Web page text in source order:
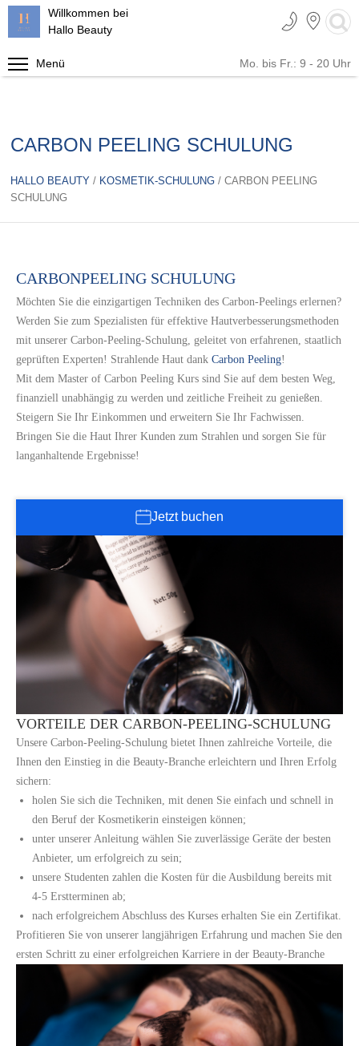
Willkommen bei
Hallo Beauty
Menü Mo. bis Fr.: 9 - 20 Uhr
UNSER TEAM
FALTENBEHANDLUNG
CARBON PEELING SCHULUNG
HALLO BEAUTY/ KOSMETIK-SCHULUNG/ CARBON PEELING
SCHULUNG
CARBONPEELING SCHULUNG
Möchten Sie die einzigartigen Techniken des Carbon-Peelings erlernen?
Werden Sie zum Spezialisten für effektive Hautverbesserungsmethoden
mit unserer Carbon-Peeling-Schulung, geleitet von erfahrenen, staatlich
geprüften Experten! Strahlende Haut dank Carbon Peeling!
Mit dem Master of Carbon Peeling Kurs sind Sie auf dem besten Weg,
finanziell unabhängig zu werden und zeitliche Freiheit zu genießen.
Steigern Sie Ihr Einkommen und erweitern Sie Ihr Fachwissen.
Bringen Sie die Haut Ihrer Kunden zum Strahlen und sorgen Sie für
langanhaltende Ergebnisse!
Jetzt buchen
VORTEILE DER CARBON-PEELING-SCHULUNG
Unsere Carbon-Peeling-Schulung bietet Ihnen zahlreiche Vorteile, die
Ihnen den Einstieg in die Beauty-Branche erleichtern und Ihren Erfolg
sichern:
holen Sie sich die Techniken, mit denen Sie einfach und schnell in
den Beruf der Kosmetikerin einsteigen können;
unter unserer Anleitung wählen Sie zuverlässige Geräte der besten
Anbieter, um erfolgreich zu sein;
unsere Studenten zahlen die Kosten für die Ausbildung bereits mit
4-5 Erstterminen ab;
nach erfolgreichem Abschluss des Kurses erhalten Sie ein Zertifikat.
Profitieren Sie von unserer langjährigen Erfahrung und machen Sie den
ersten Schritt zu einer erfolgreichen Karriere in der Beauty-Branche